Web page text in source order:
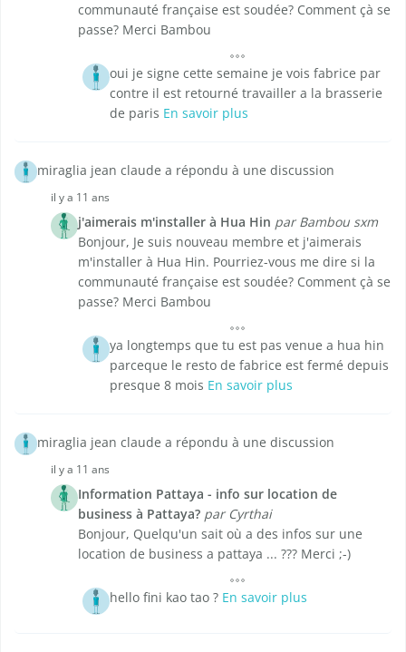
communauté française est soudée? Comment çà se
passe? Merci Bambou
oui je signe cette semaine je vois fabrice par
contre il est retourné travailler a la brasserie
de paris En savoir plus
miraglia jean claude a répondu à une discussion
il y a 11 ans
j'aimerais m'installer à Hua Hin par Bambou sxm
Bonjour, Je suis nouveau membre et j'aimerais
m'installer à Hua Hin. Pourriez-vous me dire si la
communauté française est soudée? Comment çà se
passe? Merci Bambou
ya longtemps que tu est pas venue a hua hin
parceque le resto de fabrice est fermé depuis
presque 8 mois En savoir plus
miraglia jean claude a répondu à une discussion
il y a 11 ans
Information Pattaya - info sur location de
business à Pattaya? par Cyrthai
Bonjour, Quelqu'un sait où a des infos sur une
location de business a pattaya ... ??? Merci ;-)
hello fini kao tao ? En savoir plus